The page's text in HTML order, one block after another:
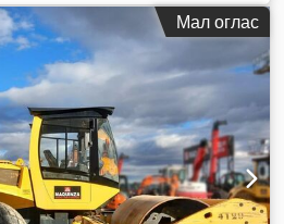
Мал оглас